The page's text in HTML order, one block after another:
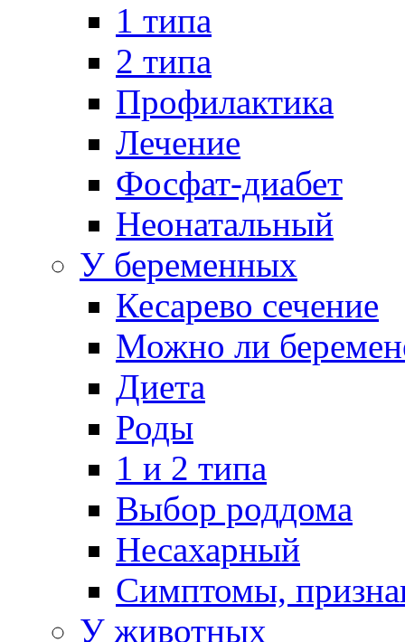
1 типа
2 типа
Профилактика
Лечение
Фосфат-диабет
Неонатальный
У беременных
Кесарево сечение
Можно ли
Диета
Роды
1 и 2 типа
Выбор роддома
Несахарный
Симптомы,
У животных